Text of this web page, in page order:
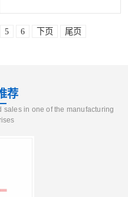
5 6 下页 尾页
荐
sales in one of the manufacturing